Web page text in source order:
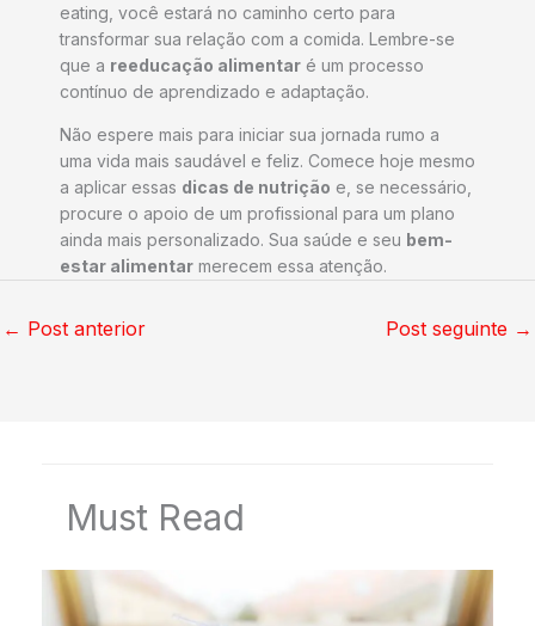
eating, você estará no caminho certo para
transformar sua relação com a comida. Lembre-se
que a reeducação alimentar é um processo
contínuo de aprendizado e adaptação.
Não espere mais para iniciar sua jornada rumo a
uma vida mais saudável e feliz. Comece hoje mesmo
a aplicar essas dicas de nutrição e, se necessário,
procure o apoio de um profissional para um plano
ainda mais personalizado. Sua saúde e seu bem-
estar alimentar merecem essa atenção.
← Post anterior Post seguinte →
Must Read